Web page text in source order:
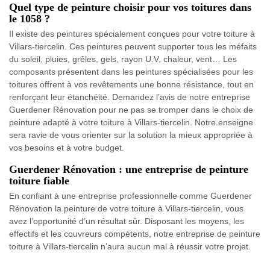
Quel type de peinture choisir pour vos toitures dans
le 1058 ?
Il existe des peintures spécialement conçues pour votre toiture à
Villars-tiercelin. Ces peintures peuvent supporter tous les méfaits
du soleil, pluies, grêles, gels, rayon U.V, chaleur, vent… Les
composants présentent dans les peintures spécialisées pour les
toitures offrent à vos revêtements une bonne résistance, tout en
renforçant leur étanchéité. Demandez l’avis de notre entreprise
Guerdener Rénovation pour ne pas se tromper dans le choix de
peinture adapté à votre toiture à Villars-tiercelin. Notre enseigne
sera ravie de vous orienter sur la solution la mieux appropriée à
vos besoins et à votre budget.
Guerdener Rénovation : une entreprise de peinture
toiture fiable
En confiant à une entreprise professionnelle comme Guerdener
Rénovation la peinture de votre toiture à Villars-tiercelin, vous
avez l’opportunité d’un résultat sûr. Disposant les moyens, les
effectifs et les couvreurs compétents, notre entreprise de peinture
toiture à Villars-tiercelin n’aura aucun mal à réussir votre projet.